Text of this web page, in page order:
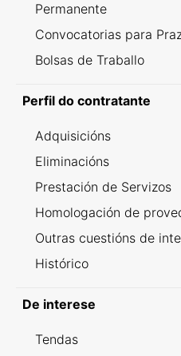
Permanente
Convocatorias para
Bolsas de Traballo
Perfil do contratante
Adquisicións
Eliminacións
Prestación de Servizos
Homologación de
Outras cuestións de
Histórico
De interese
Tendas